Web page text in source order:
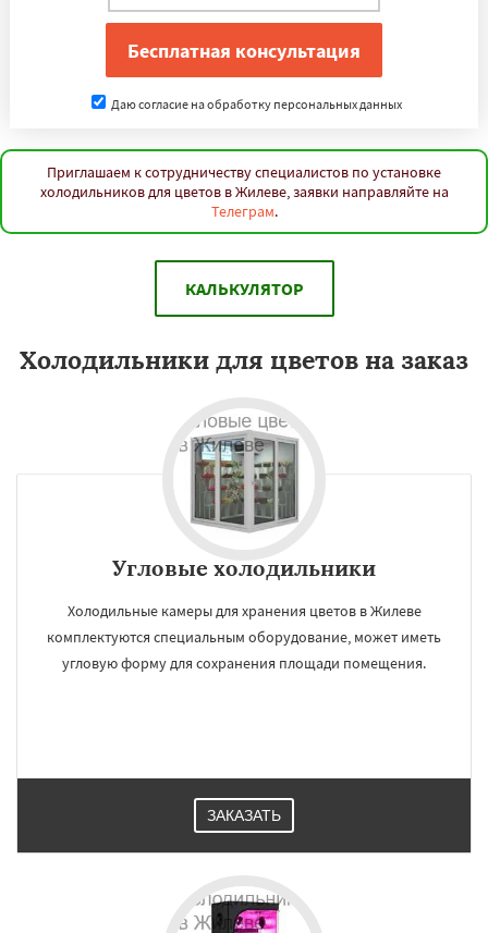
Даю согласие на обработку персональных данных
Приглашаем к сотрудничеству специалистов по установке
холодильников для цветов в Жилеве, заявки направляйте на
Телеграм.
КАЛЬКУЛЯТОР
Холодильники для цветов на заказ
Угловые холодильники
Холодильные камеры для хранения цветов в Жилеве
комплектуются специальным оборудование, может иметь
угловую форму для сохранения площади помещения.
ЗАКАЗАТЬ